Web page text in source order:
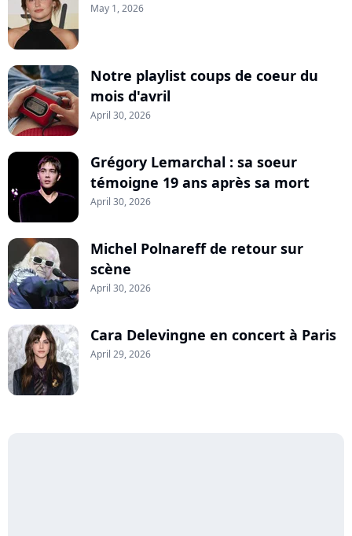
May 1, 2026
Notre playlist coups de coeur du
mois d'avril
April 30, 2026
Grégory Lemarchal : sa soeur
témoigne 19 ans après sa mort
April 30, 2026
Michel Polnareff de retour sur
scène
April 30, 2026
Cara Delevingne en concert à Paris
April 29, 2026